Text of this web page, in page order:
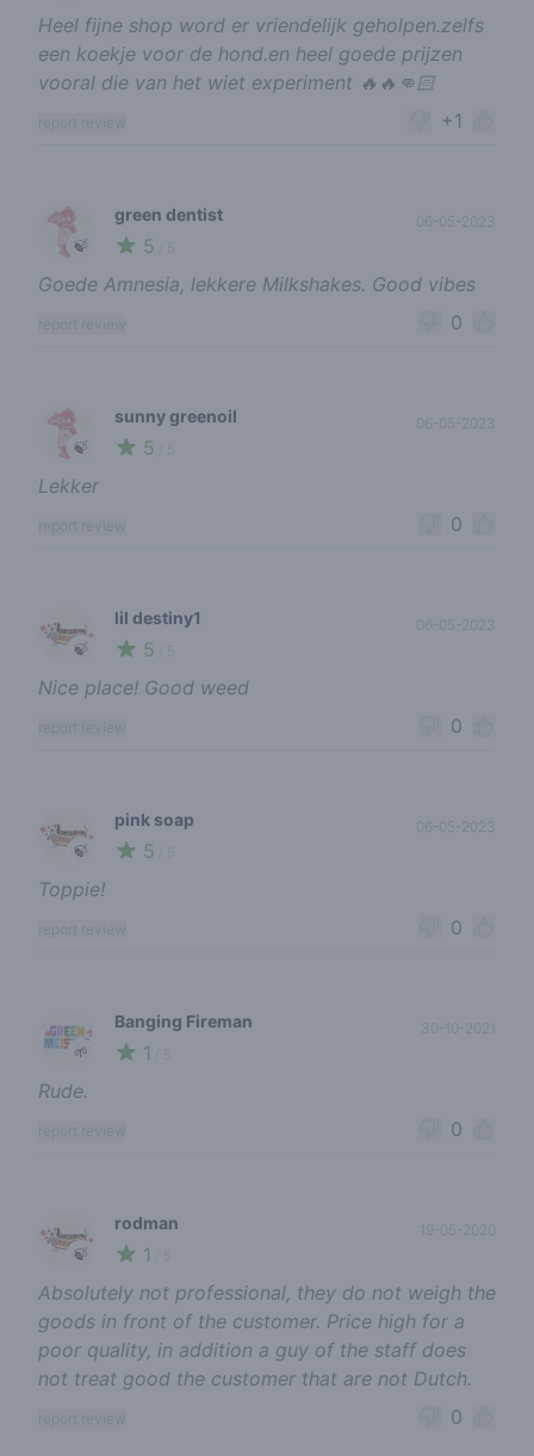
Heel fijne shop word er vriendelijk geholpen.zelfs
een koekje voor de hond.en heel goede prijzen
vooral die van het wiet experiment 🔥🔥👊🏻
+1
🍃
green dentist
5
06-05-2023
Goede Amnesia, lekkere Milkshakes. Good vibes
0
🍃
sunny greenoil
5
06-05-2023
Lekker
0
🍃
lil destiny1
5
06-05-2023
Nice place! Good weed
0
🍃
pink soap
5
06-05-2023
Toppie!
0
🌱
Banging Fireman
1
30-10-2021
Rude.
0
🍃
rodman
1
Absolutely not professional, they do not weigh the
goods in front of the customer. Price high for a
poor quality, in addition a guy of the staff does
not treat good the customer that are not Dutch.
0